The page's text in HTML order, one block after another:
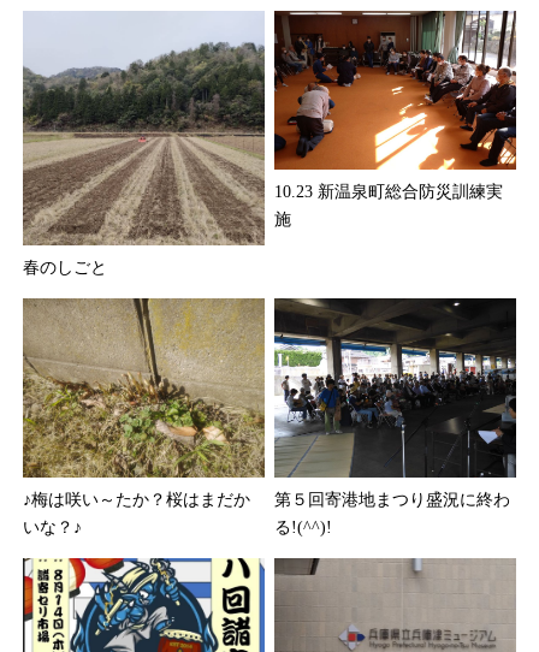
春のしごと
10.23 新温泉町総合防災訓練実
施
♪梅は咲い～たか？桜はまだか
いな？♪
第５回寄港地まつり盛況に終わ
る!(^^)!